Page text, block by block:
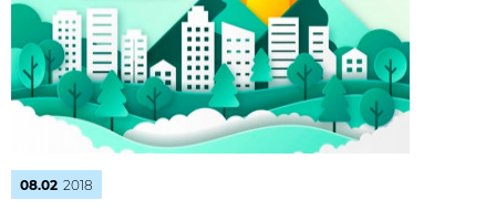
08.02 2018